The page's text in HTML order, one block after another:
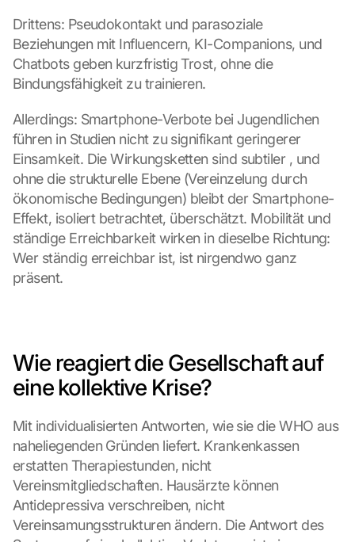
Drittens: Pseudokontakt und parasoziale
Beziehungen mit Influencern, KI-Companions, und
Chatbots geben kurzfristig Trost, ohne die
Bindungsfähigkeit zu trainieren.
Allerdings: Smartphone-Verbote bei Jugendlichen
führen in Studien nicht zu signifikant geringerer
Einsamkeit. Die Wirkungsketten sind subtiler , und
ohne die strukturelle Ebene (Vereinzelung durch
ökonomische Bedingungen) bleibt der Smartphone-
Effekt, isoliert betrachtet, überschätzt. Mobilität und
ständige Erreichbarkeit wirken in dieselbe Richtung:
Wer ständig erreichbar ist, ist nirgendwo ganz
präsent.
Wie reagiert die Gesellschaft auf
eine kollektive Krise?
Mit individualisierten Antworten, wie sie die WHO aus
naheliegenden Gründen liefert. Krankenkassen
erstatten Therapiestunden, nicht
Vereinsmitgliedschaften. Hausärzte können
Antidepressiva verschreiben, nicht
Vereinsamungsstrukturen ändern. Die Antwort des